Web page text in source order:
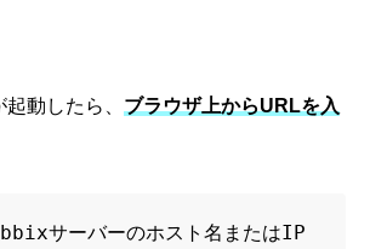
動したら、 ブラウザ上からURLを入
サーバーのホスト名またはIP